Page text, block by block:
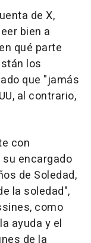
de X,
bien a
qué parte
los
que "jamás
al contrario,
con
encargado
de Soledad,
la soledad",
como
ayuda y el